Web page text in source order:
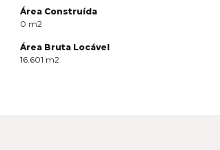
Área Construída
0 m2
Área Bruta Locável
16.601 m2